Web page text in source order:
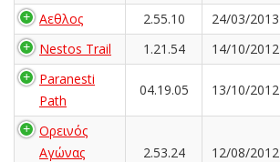
Αεθλος 2.55.10 24/03/2013
Nestos Trail
1.21.54 14/10/2012
Paranesti
Path
04.19.05 13/10/2012
Ορεινός
Αγώνας
2.53.24 12/08/2012